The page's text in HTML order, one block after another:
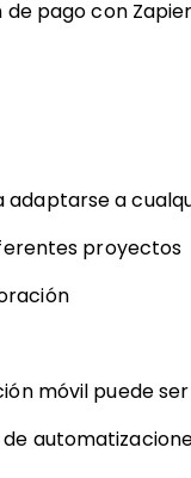
pago con
adaptarse a
proyectos
móvil puede